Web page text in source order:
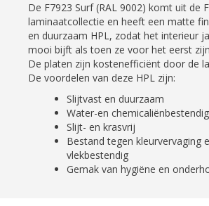
De F7923 Surf (RAL 9002) komt uit de
laminaatcollectie en heeft een matte
en duurzaam HPL, zodat het interieur
mooi bijft als toen ze voor het eerst
De platen zijn kostenefficiënt door de
De voordelen van deze HPL zijn:
Slijtvast en duurzaam
Water-en chemicaliënbestendig
Slijt- en krasvrij
Bestand tegen kleurvervaging
vlekbestendig
Gemak van hygiëne en